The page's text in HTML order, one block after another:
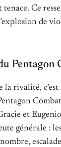
tenace. Ce
de
Pentagon
rivalité, c’est
et
générale :